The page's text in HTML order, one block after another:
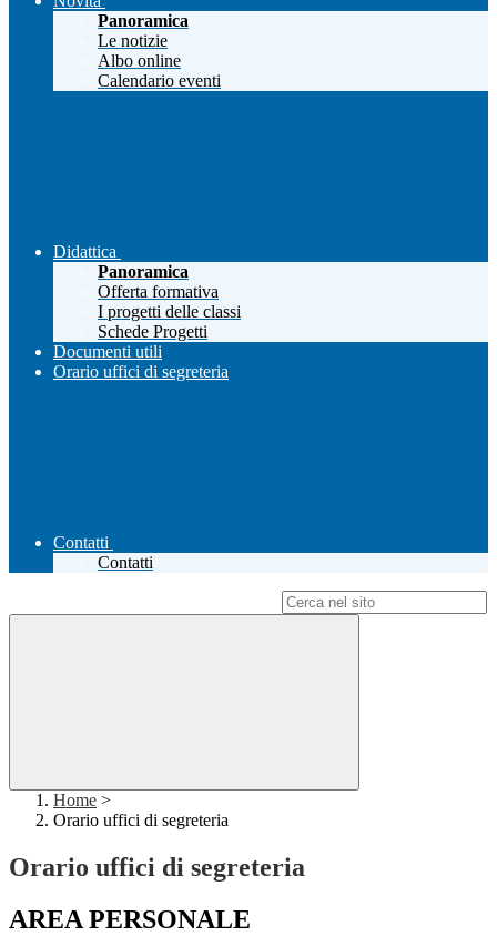
Panoramica
Le notizie
Albo online
Calendario eventi
Didattica
Panoramica
Offerta formativa
I progetti delle classi
Schede Progetti
Documenti utili
Orario uffici di segreteria
Contatti
Contatti
Home >
Orario uffici di segreteria
Orario uffici di segreteria
AREA PERSONALE